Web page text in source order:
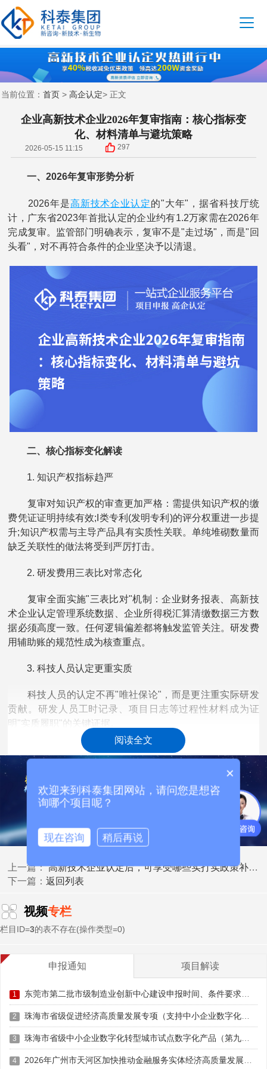
当前位置： 首页 > 高企认定> 正文
企业高新技术企业2026年复审指南：核心指标变
化、材料清单与避坑策略
2026-05-15 11:15 297
一、2026年复审形势分析
2026年是高新技术企业认定的"大年"，据省科技厅统
计，广东省2023年首批认定的企业约有1.2万家需在2026年
完成复审。监管部门明确表示，复审不是"走过场"，而是"回
头看"，对不再符合条件的企业坚决予以清退。
二、核心指标变化解读
1. 知识产权指标趋严
复审对知识产权的审查更加严格：需提供知识产权的缴
费凭证证明持续有效;I类专利(发明专利)的评分权重进一步提
升;知识产权需与主导产品具有实质性关联。单纯堆砌数量而
缺乏关联性的做法将受到严厉打击。
2. 研发费用三表比对常态化
复审全面实施"三表比对"机制：企业财务报表、高新技
术企业认定管理系统数据、企业所得税汇算清缴数据三方数
据必须高度一致。任何逻辑偏差都将触发监管关注。研发费
用辅助账的规范性成为核查重点。
3. 科技人员认定更重实质
科技人员的认定不再"唯社保论"，而是更注重实际研发
贡献。研发人员工时记录、项目日志等过程性材料成为证
明"实质履职"的关键证据。
三、复审材料清单
企业需提交以下核心材料：
· 高新技术企业认定申请书(在线填报后打印)
· 企业营业执照复印件
· 近三年研究开发活动说明材料
· 近三年财务审计报告及研发费用专项审计报告
· 近一年高新产品收入专项审计报告
· 科技人员清单及社保缴纳证明
科技成果转化
四、复审避坑策略
1. 策略一：提前规划知识产权布局
复审要求知识产权在有效期内持续维持。建议企业在复
阅读全文
上一篇：高新技术企业认定后，可享受哪些实打实政策补贴与红利
下一篇：返回列表
视频专栏
栏目ID=3的表不存在(操作类型=0)
申报通知 项目解读
1 东莞市第二批市级制造业创新中心建设申报时间、条件要求、扶持奖励
2 珠海市省级促进经济高质量发展专项（支持中小企业数字化转型）“小快轻准”数字化转型项目（第十一批）入库储备申报时间、条件要求、补助奖励
3 珠海市省级中小企业数字化转型城市试点数字化产品（第九批）征集申报时间、条件要求
4 2026年广州市天河区加快推动金融服务实体经济高质量发展（支持企业利用知识产权融资）政策兑现申报时间、条件要求、扶持奖励
×
欢迎来到科泰集团网站，请问您是想咨
询哪个项目呢？
现在咨询 稍后再说